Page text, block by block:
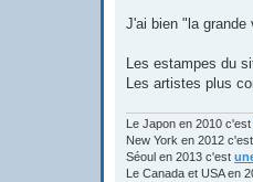
J'ai bien "la grande
Les estampes du
Les artistes plus
Le Japon en 2010 c'est
New York en 2012
Séoul en 2013 c'est
Le Canada et USA en